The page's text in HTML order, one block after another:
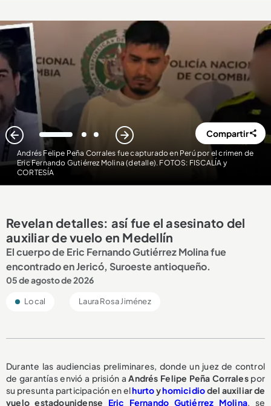
Andrés Felipe Peña Corrales fue capturado en Perú por el crimen de
Eric Fernando Gutiérrez Molina (detalle). FOTOS: FISCALÍA y
CORTESÍA
1 2 3 Compartir
Revelan detalles: así fue el asesinato del
auxiliar de vuelo en Medellín
El cuerpo de Eric Fernando Gutiérrez Molina fue
encontrado en Jericó, Suroeste antioqueño.
05 de agosto de 2026
Local Laura Rosa Jiménez
Durante las audiencias preliminares, donde un juez de control
de garantías envió a prisión aAndrés Felipe Peña Corralespor
su presunta participación en elhurtoyhomicidiodel auxiliar de
vuelo estadounidense Eric Fernando Gutiérrez Molina, se